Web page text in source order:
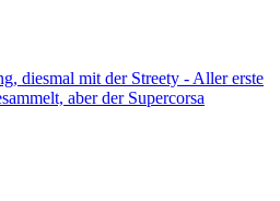
diesmal mit der Streety - Aller erste
aber der Supercorsa